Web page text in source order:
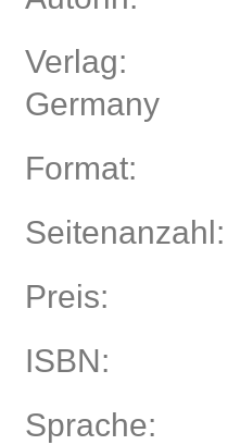
Verlag:
Germany
Format:
Seitenanzahl:
Preis:
ISBN:
Sprache: